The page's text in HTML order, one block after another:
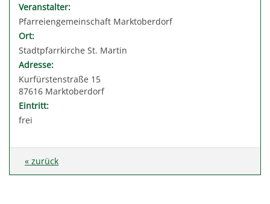
Veranstalter:
Pfarreiengemeinschaft Marktoberdorf
Ort:
Stadtpfarrkirche St. Martin
Adresse:
Kurfürstenstraße 15
87616 Marktoberdorf
Eintritt:
frei
« zurück